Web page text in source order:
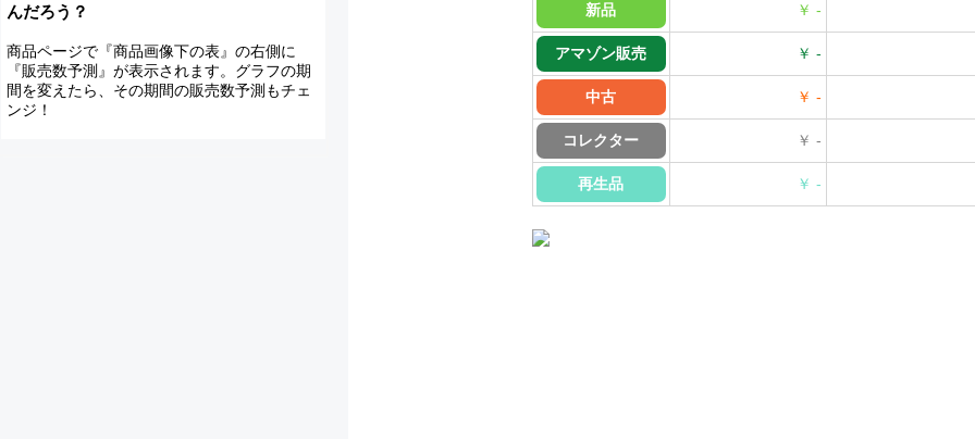
新品 ￥ -
アマゾン販売 ￥ -
中古 ￥ -
コレクター ￥ -
再生品 ￥ -
んだろう？
商品ページで『商品画像下の表』の右側に
『販売数予測』が表示されます。グラフの期
間を変えたら、その期間の販売数予測もチェ
ンジ！